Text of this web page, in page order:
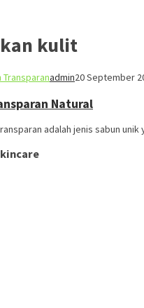
kulit
Transparanadmin20 September
Natural
adalah jenis sabun